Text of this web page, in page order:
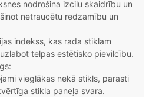
nodrošina izcilu skaidrību un
netraucētu redzamību un
indekss, kas rada stiklam
telpas estētisko pievilcību.
vieglākas nekā stikls, parasti
stikla paneļa svara.